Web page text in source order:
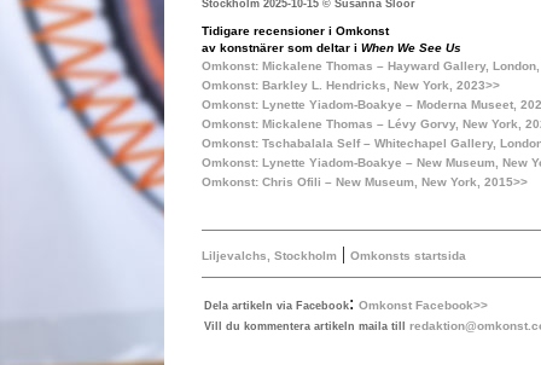
Stockholm 2025-10-15 © Susanna Slöör
Tidigare recensioner i Omkonst
av konstnärer som deltar i When We See Us
Omkonst: Mickalene Thomas – Hayward Gallery,
Omkonst: Barkley L. Hendricks, New York, 2023>>
Omkonst: Lynette Yiadom-Boakye – Moderna Museet,
Omkonst: Mickalene Thomas – Lévy Gorvy, New York,
Omkonst: Tschabalala Self – Whitechapel Gallery,
Omkonst: Lynette Yiadom-Boakye – New Museum, New
Omkonst: Chris Ofili – New Museum, New York, 2015>>
Liljevalchs, Stockholm | Omkonsts startsida
Dela artikeln via Facebook: Omkonst Facebook>>
Vill du kommentera artikeln maila till